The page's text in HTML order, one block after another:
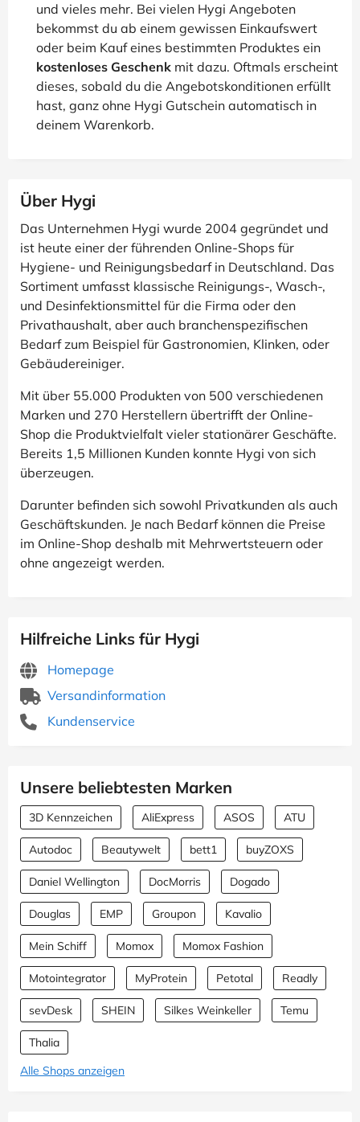
und vieles mehr. Bei vielen Hygi Angeboten
bekommst du ab einem gewissen Einkaufswert
oder beim Kauf eines bestimmten Produktes ein
kostenloses Geschenk mit dazu. Oftmals erscheint
dieses, sobald du die Angebotskonditionen erfüllt
hast, ganz ohne Hygi Gutschein automatisch in
deinem Warenkorb.
Über Hygi
Das Unternehmen Hygi wurde 2004 gegründet und
ist heute einer der führenden Online-Shops für
Hygiene- und Reinigungsbedarf in Deutschland. Das
Sortiment umfasst klassische Reinigungs-, Wasch-,
und Desinfektionsmittel für die Firma oder den
Privathaushalt, aber auch branchenspezifischen
Bedarf zum Beispiel für Gastronomien, Klinken, oder
Gebäudereiniger.
Mit über 55.000 Produkten von 500 verschiedenen
Marken und 270 Herstellern übertrifft der Online-
Shop die Produktvielfalt vieler stationärer Geschäfte.
Bereits 1,5 Millionen Kunden konnte Hygi von sich
überzeugen.
Darunter befinden sich sowohl Privatkunden als auch
Geschäftskunden. Je nach Bedarf können die Preise
im Online-Shop deshalb mit Mehrwertsteuern oder
ohne angezeigt werden.
Hilfreiche Links für Hygi
Homepage
Versandinformation
Kundenservice
Unsere beliebtesten Marken
3D Kennzeichen AliExpress ASOS ATU
Autodoc Beautywelt bett1 buyZOXS
Daniel Wellington DocMorris Dogado
Douglas EMP Groupon Kavalio
Mein Schiff Momox Momox Fashion
Motointegrator MyProtein Petotal Readly
sevDesk SHEIN Silkes Weinkeller Temu
Thalia
Alle Shops anzeigen